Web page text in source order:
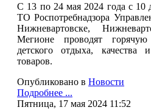
С 13 по 24 мая 2024 года с 10
ТО Роспотребнадзора
Нижневартовске,
Мегионе проводят
детского отдыха, качества
товаров.
Опубликовано в Новости
Подробнее ...
Пятница, 17 мая 2024 11:52